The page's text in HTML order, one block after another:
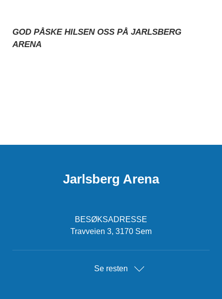
GOD PÅSKE HILSEN OSS PÅ JARLSBERG
ARENA
Jarlsberg Arena
BESØKSADRESSE
Travveien 3, 3170 Sem
Se resten